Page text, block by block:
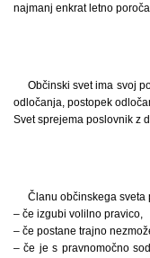
najmanj enkrat letno
Občinski svet ima svoj
odločanja, postopek
Svet sprejema poslovnik z
Članu občinskega sveta
– če izgubi volilno pravico,
– če postane trajno
– če je s pravnomočno